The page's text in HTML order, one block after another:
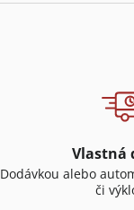
Vlastná
Dodávkou alebo
či